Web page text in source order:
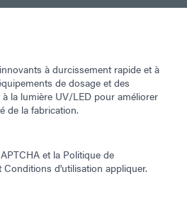
à durcissement rapide et à
de dosage et des
la lumière UV/LED pour améliorer
de la fabrication.
et la Politique de
Conditions d'utilisation appliquer.